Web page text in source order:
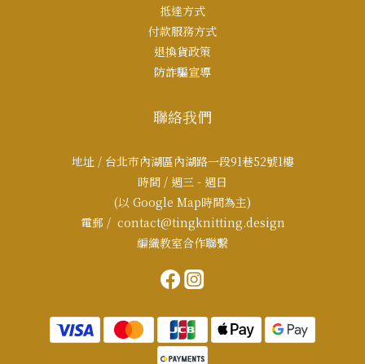
抵達方式
付款服務方式
退換貨政策
防詐騙宣導
聯絡我們
地址 / 台北市內湖區內湖路一段91巷52號1樓
時間 / 週三 - 週日
(以 Google Map時間為主)
電郵 / contact@tingknitting.design
編織教室合作聯繫